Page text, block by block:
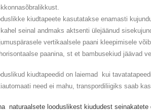
kiudtapeete kasutatakse enamasti
seinal andmaks aktsenti ülejäänud
vertikaalsele paani kleepimisele
paanina, st et bambusekiud jäävad
kiudtapeedid on laiemad kui
need ei mahu, transpordiliigiks saab
naturaalsete looduslikest kiududest seinakatete